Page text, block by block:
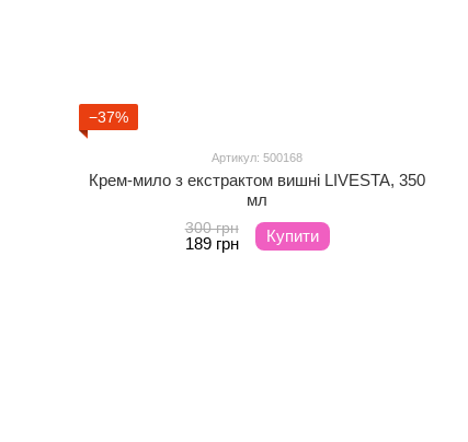
−37%
Артикул: 500168
Крем-мило з екстрактом вишні LIVESTA, 350
мл
300 грн
189 грн Купити